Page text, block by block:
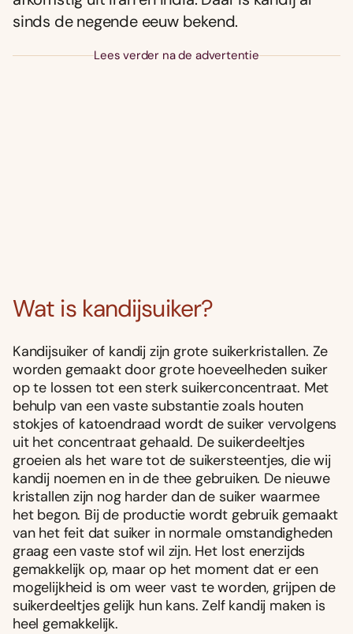
sinds de negende eeuw bekend.
Lees verder na de advertentie
Wat is kandijsuiker?
Kandijsuiker of kandij zijn grote suikerkristallen. Ze
worden gemaakt door grote hoeveelheden suiker
op te lossen tot een sterk suikerconcentraat. Met
behulp van een vaste substantie zoals houten
stokjes of katoendraad wordt de suiker vervolgens
uit het concentraat gehaald. De suikerdeeltjes
groeien als het ware tot de suikersteentjes, die wij
kandij noemen en in de thee gebruiken. De nieuwe
kristallen zijn nog harder dan de suiker waarmee
het begon. Bij de productie wordt gebruik gemaakt
van het feit dat suiker in normale omstandigheden
graag een vaste stof wil zijn. Het lost enerzijds
gemakkelijk op, maar op het moment dat er een
mogelijkheid is om weer vast te worden, grijpen de
suikerdeeltjes gelijk hun kans. Zelf kandij maken is
heel gemakkelijk.